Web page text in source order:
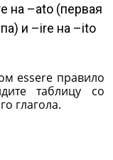
на –ato (первая
и –ire на –ito
essere правило
таблицу со
глагола.